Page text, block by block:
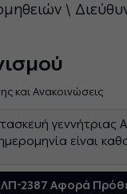
\
και Ανακοινώσεις
γεννήτριας
είναι
2387 Αφορά